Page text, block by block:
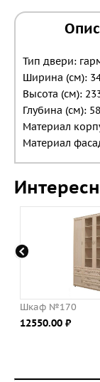
Тип двери:
Ширина (см):
Высота (см):
Глубина (см):
Материал
Материал
№170
⃏